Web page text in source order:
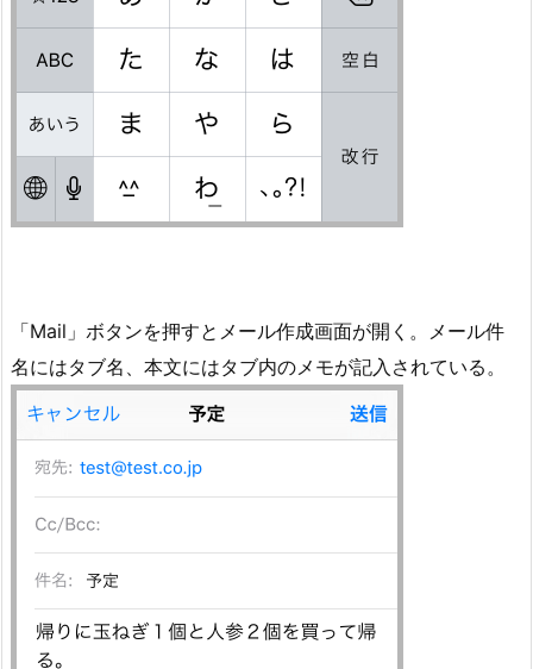
「Mail」ボタンを押すとメール作成画面が開く。メール件
名にはタブ名、本文にはタブ内のメモが記入されている。